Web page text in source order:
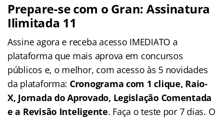
Prepare-se com o Gran: Assinatura
Ilimitada 11
Assine agora e receba acesso IMEDIATO a
plataforma que mais aprova em concursos
públicos e, o melhor, com acesso às 5 novidades
da plataforma: Cronograma com 1 clique, Raio-
X, Jornada do Aprovado, Legislação Comentada
e a Revisão Inteligente. Faça o teste por 7 dias. O